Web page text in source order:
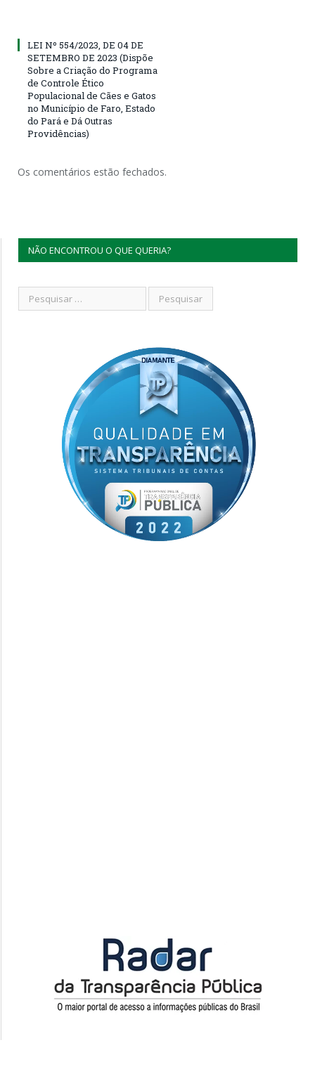
LEI Nº 554/2023, DE 04 DE
SETEMBRO DE 2023 (Dispõe
Sobre a Criação do Programa
de Controle Ético
Populacional de Cães e Gatos
no Município de Faro, Estado
do Pará e Dá Outras
Providências)
Os comentários estão fechados.
NÃO ENCONTROU O QUE QUERIA?